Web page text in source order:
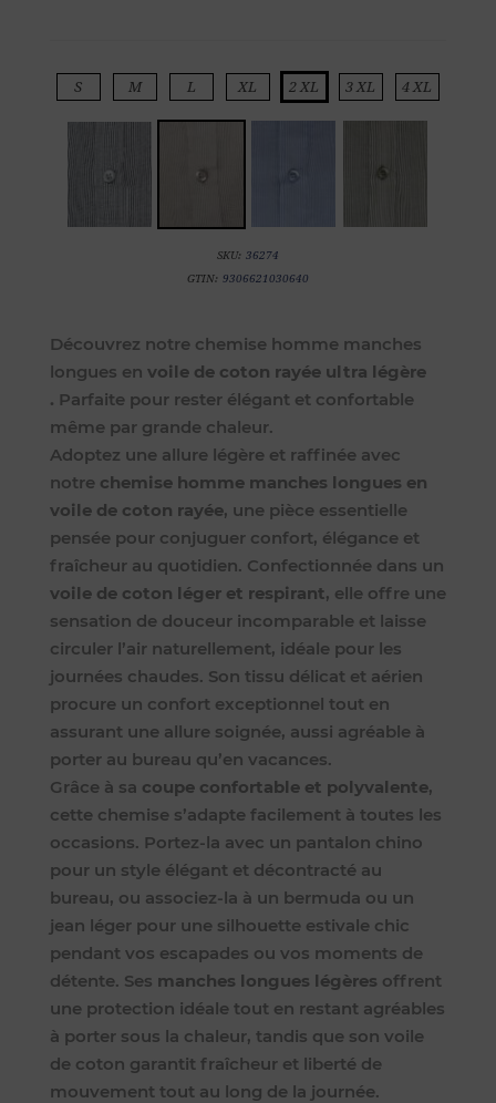
S M L XL 2 XL 3 XL 4 XL
SKU: 36274
GTIN: 9306621030640
Découvrez notre chemise homme manches
longues en voile de coton rayée ultra légère
. Parfaite pour rester élégant et confortable
même par grande chaleur.
Adoptez une allure légère et raffinée avec
notre chemise homme manches longues en
voile de coton rayée, une pièce essentielle
pensée pour conjuguer confort, élégance et
fraîcheur au quotidien. Confectionnée dans un
voile de coton léger et respirant, elle offre une
sensation de douceur incomparable et laisse
circuler l’air naturellement, idéale pour les
journées chaudes. Son tissu délicat et aérien
procure un confort exceptionnel tout en
assurant une allure soignée, aussi agréable à
porter au bureau qu’en vacances.
Grâce à sa coupe confortable et polyvalente,
cette chemise s’adapte facilement à toutes les
occasions. Portez-la avec un pantalon chino
pour un style élégant et décontracté au
bureau, ou associez-la à un bermuda ou un
jean léger pour une silhouette estivale chic
pendant vos escapades ou vos moments de
détente. Ses manches longues légères offrent
une protection idéale tout en restant agréables
à porter sous la chaleur, tandis que son voile
de coton garantit fraîcheur et liberté de
mouvement tout au long de la journée.